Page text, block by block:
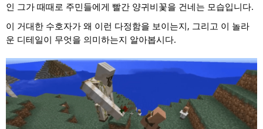
인 그가 때때로 주민들에게 빨간 양귀비꽃을 건네는 모습입니다.
이 거대한 수호자가 왜 이런 다정함을 보이는지, 그리고 이 놀라
운 디테일이 무엇을 의미하는지 알아봅시다.